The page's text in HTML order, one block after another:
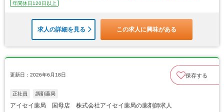
年間休日120日以上
求人の詳細を見る この求人に興味がある
更新日：2026年6月18日 保存する
正社員 調剤薬局
アイセイ薬局 国母店 株式会社アイセイ薬局の薬剤師求人